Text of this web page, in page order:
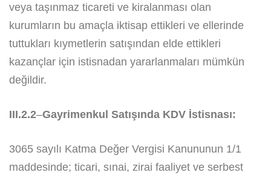
veya taşınmaz ticareti ve kiralanması olan
kurumların bu amaçla iktisap ettikleri ve ellerinde
tuttukları kıymetlerin satışından elde ettikleri
kazançlar için istisnadan yararlanmaları mümkün
değildir.
III.2.2–Gayrimenkul Satışında KDV İstisnası:
3065 sayılı Katma Değer Vergisi Kanununun 1/1
maddesinde; ticari, sınai, zirai faaliyet ve serbest